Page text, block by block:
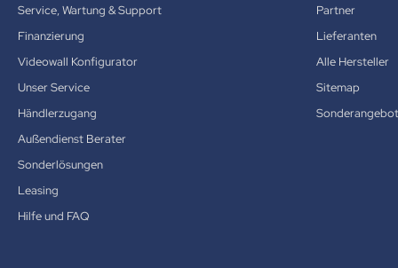
Service, Wartung & Support
Finanzierung
Videowall Konfigurator
Unser Service
Händlerzugang
Außendienst Berater
Sonderlösungen
Leasing
Hilfe und FAQ
Partner
Lieferanten
Alle Hersteller
Sitemap